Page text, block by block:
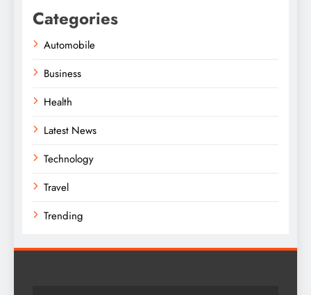
Categories
Automobile
Business
Health
Latest News
Technology
Travel
Trending